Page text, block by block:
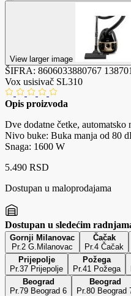
View larger image
ŠIFRA: 8606033880767
Vox usisivač SL310
Opis proizvoda
Dve dodatne četke, automatsko
Nivo buke: Buka manja od 80
Snaga: 1600 W
5.490 RSD
Dostupan u maloprodajama
Dostupan u sledećim
Gornji Milanovac
Pr.2 G.Milanovac
Čačak
Pr.4 Čačak
Prijepolje
Pr.37 Prijepolje
Požega
Pr.41 Požega
Beograd
Pr.79 Beograd 6
Beograd
Pr.80 Beograd